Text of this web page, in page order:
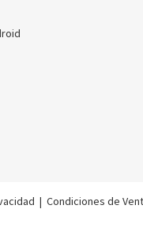
| Condiciones de